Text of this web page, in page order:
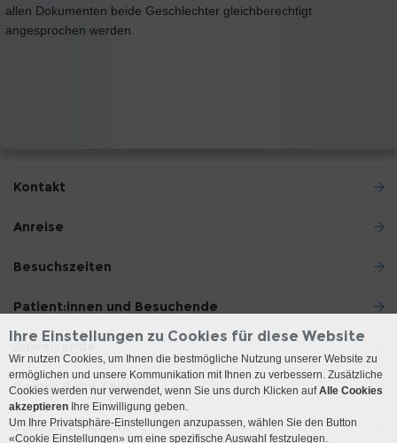
allen Dokumenten beide Geschlechter gleichberechtigt
angesprochen werden.
Kontakt
Anreise
Besuchszeiten
Patient:innen und Besuchende
Zuweisende
Berner Reha Zentrum
Jobs und Karriere
Ihre Einstellungen zu Cookies für diese Website
Wir nutzen Cookies, um Ihnen die bestmögliche Nutzung unserer Website zu
ermöglichen und unsere Kommunikation mit Ihnen zu verbessern. Zusätzliche
Cookies werden nur verwendet, wenn Sie uns durch Klicken aufAlle Cookies
akzeptieren Ihre Einwilligung geben.
Um Ihre Privatsphäre-Einstellungen anzupassen, wählen Sie den Button
«Cookie Einstellungen» um eine spezifische Auswahl festzulegen.